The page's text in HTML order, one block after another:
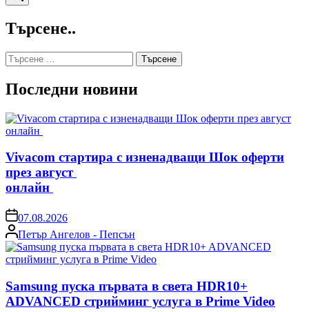
Търсене..
Търсене
за:
Последни новини
Vivacom стартира с изненадващи Шок оферти
през август
онлайн
on07.08.2026
Posted
by
Петър Ангелов - Пепсън
Samsung пуска първата в света HDR10+
ADVANCED стрийминг услуга в Prime Video